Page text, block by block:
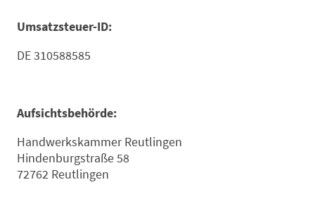
Umsatzsteuer-ID:
DE 310588585
Aufsichtsbehörde:
Handwerkskammer Reutlingen
Hindenburgstraße 58
72762 Reutlingen